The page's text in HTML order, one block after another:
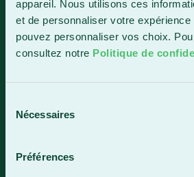
appareil. Nous utilisons ces
et de personnaliser votre expérience
pouvez personnaliser vos choix.
consultez notre Politique de
Nécessaires
Préférences
Sainte-Marie (Québec) G6E 0R1
Horaire de la réception
Lundi-vendredi : 7 h 30 à 15 h 30
4409, rue Dollard